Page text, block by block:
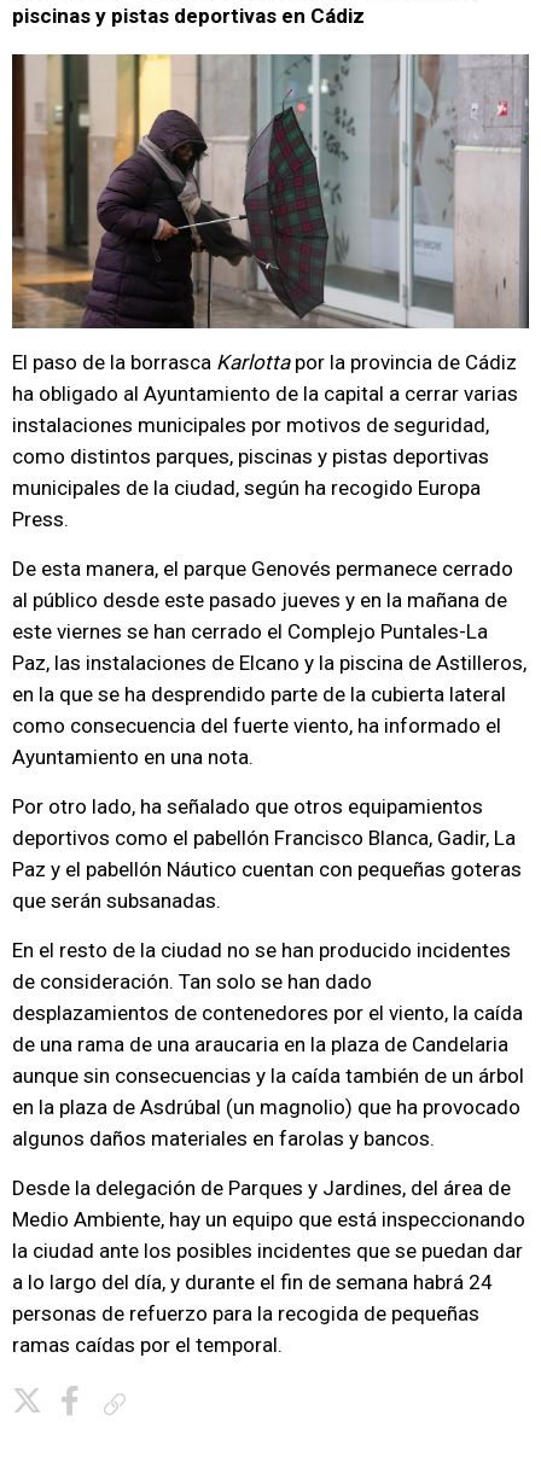
piscinas y pistas deportivas en Cádiz
El paso de la borrasca Karlotta por la provincia de Cádiz
ha obligado al Ayuntamiento de la capital a cerrar varias
instalaciones municipales por motivos de seguridad,
como distintos parques, piscinas y pistas deportivas
municipales de la ciudad, según ha recogido Europa
Press.
De esta manera, el parque Genovés permanece cerrado
al público desde este pasado jueves y en la mañana de
este viernes se han cerrado el Complejo Puntales-La
Paz, las instalaciones de Elcano y la piscina de Astilleros,
en la que se ha desprendido parte de la cubierta lateral
como consecuencia del fuerte viento, ha informado el
Ayuntamiento en una nota.
Por otro lado, ha señalado que otros equipamientos
deportivos como el pabellón Francisco Blanca, Gadir, La
Paz y el pabellón Náutico cuentan con pequeñas goteras
que serán subsanadas.
En el resto de la ciudad no se han producido incidentes
de consideración. Tan solo se han dado
desplazamientos de contenedores por el viento, la caída
de una rama de una araucaria en la plaza de Candelaria
aunque sin consecuencias y la caída también de un árbol
en la plaza de Asdrúbal (un magnolio) que ha provocado
algunos daños materiales en farolas y bancos.
Desde la delegación de Parques y Jardines, del área de
Medio Ambiente, hay un equipo que está inspeccionando
la ciudad ante los posibles incidentes que se puedan dar
a lo largo del día, y durante el fin de semana habrá 24
personas de refuerzo para la recogida de pequeñas
ramas caídas por el temporal.